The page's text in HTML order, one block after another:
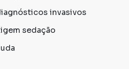
invasivos
sedação